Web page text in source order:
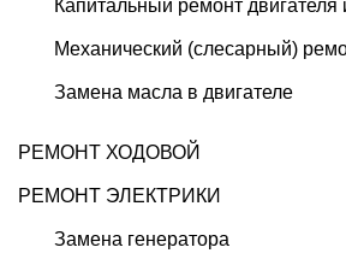
Капитальный ремонт двигателя
Механический (слесарный)
Замена масла в двигателе
РЕМОНТ ХОДОВОЙ
РЕМОНТ ЭЛЕКТРИКИ
Замена генератора